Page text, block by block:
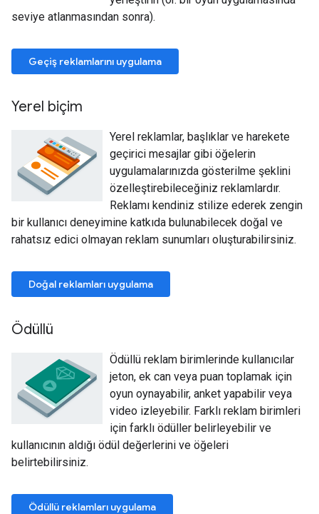
seviye atlanmasından sonra).
Geçiş reklamlarını uygulama
Yerel biçim
Yerel reklamlar, başlıklar ve harekete
geçirici mesajlar gibi öğelerin
uygulamalarınızda gösterilme şeklini
özelleştirebileceğiniz reklamlardır.
Reklamı kendiniz stilize ederek zengin
bir kullanıcı deneyimine katkıda bulunabilecek doğal ve
rahatsız edici olmayan reklam sunumları oluşturabilirsiniz.
Doğal reklamları uygulama
Ödüllü
Ödüllü reklam birimlerinde kullanıcılar
jeton, ek can veya puan toplamak için
oyun oynayabilir, anket yapabilir veya
video izleyebilir. Farklı reklam birimleri
için farklı ödüller belirleyebilir ve
kullanıcının aldığı ödül değerlerini ve öğeleri
belirtebilirsiniz.
Ödüllü reklamları uygulama